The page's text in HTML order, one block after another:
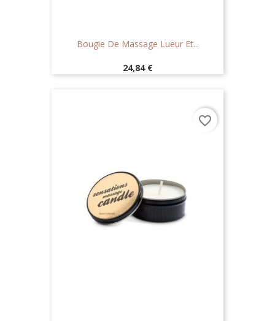
Bougie De Massage Lueur Et...
Prix
24,84 €
favorite_border